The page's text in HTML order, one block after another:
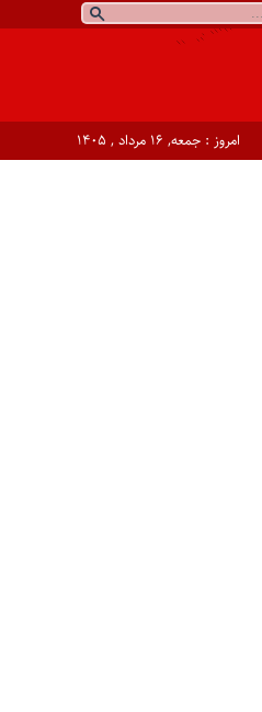
امروز : جمعه, ۱۶ مرداد , ۱۴۰۵